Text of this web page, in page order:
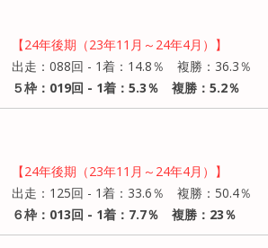
【24年後期（23年11月～24年4月）】
出走：088回 - 1着：14.8％ 複勝：36.3％
５枠：019回 - 1着：5.3％ 複勝：5.2％
【24年後期（23年11月～24年4月）】
出走：125回 - 1着：33.6％ 複勝：50.4％
６枠：013回 - 1着：7.7％ 複勝：23％